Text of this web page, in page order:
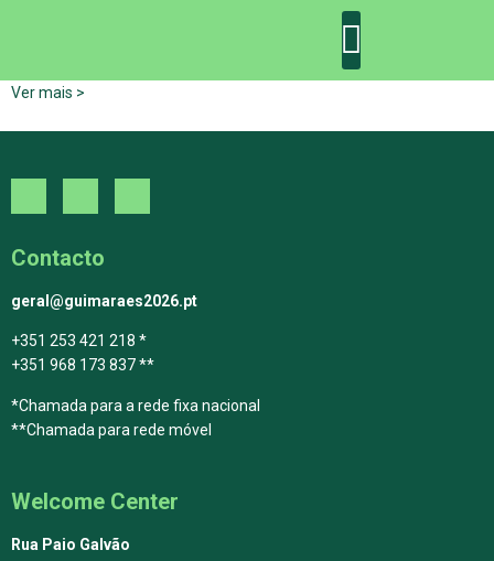
Ver mais >
Contacto
geral@guimaraes2026.pt
+351 253 421 218 *
+351 968 173 837 **
*Chamada para a rede fixa nacional
**Chamada para rede móvel
Welcome Center
Rua Paio Galvão